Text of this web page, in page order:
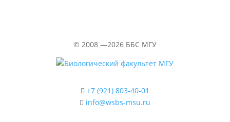
© 2008 —2026 ББС МГУ
+7 (921) 803-40-01
info@wsbs-msu.ru